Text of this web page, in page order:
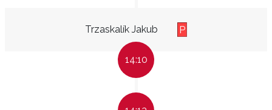
Trzaskalík Jakub P
14:10